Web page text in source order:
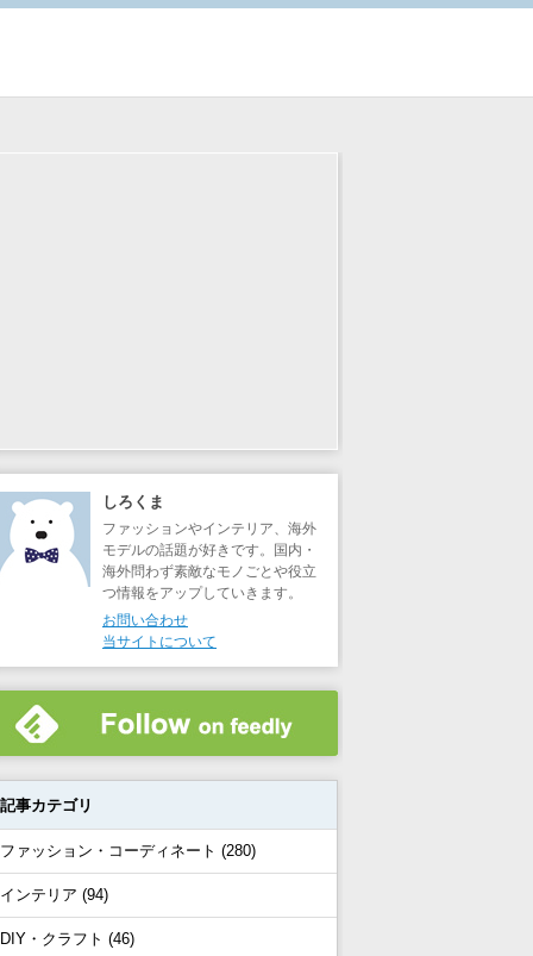
しろくま
ファッションやインテリア、海外
モデルの話題が好きです。国内・
海外問わず素敵なモノごとや役立
つ情報をアップしていきます。
お問い合わせ
当サイトについて
記事カテゴリ
ファッション・コーディネート (280)
インテリア (94)
DIY・クラフト (46)